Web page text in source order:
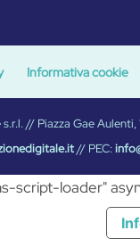
Informativa cookie
// Piazza Gae
// PEC:
script-loader"